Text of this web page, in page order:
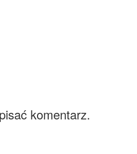
komentarz.